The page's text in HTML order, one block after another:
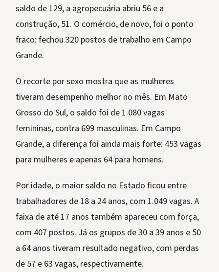
saldo de 129, a agropecuária abriu 56 e a
construção, 51. O comércio, de novo, foi o ponto
fraco: fechou 320 postos de trabalho em Campo
Grande.
O recorte por sexo mostra que as mulheres
tiveram desempenho melhor no mês. Em Mato
Grosso do Sul, o saldo foi de 1.080 vagas
femininas, contra 699 masculinas. Em Campo
Grande, a diferença foi ainda mais forte: 453 vagas
para mulheres e apenas 64 para homens.
Por idade, o maior saldo no Estado ficou entre
trabalhadores de 18 a 24 anos, com 1.049 vagas. A
faixa de até 17 anos também apareceu com força,
com 407 postos. Já os grupos de 30 a 39 anos e 50
a 64 anos tiveram resultado negativo, com perdas
de 57 e 63 vagas, respectivamente.